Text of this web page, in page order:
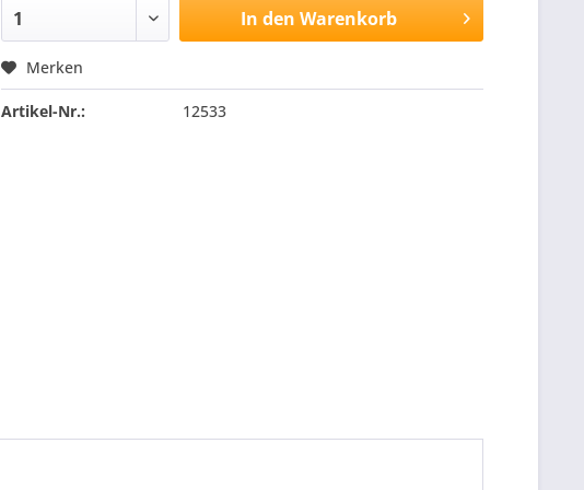
In den Warenkorb
Merken
Artikel-Nr.: 12533